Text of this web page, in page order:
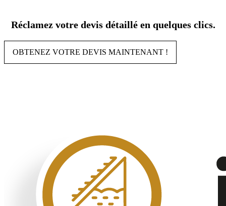
contenu
Réclamez votre devis détaillé en quelques clics.
OBTENEZ VOTRE DEVIS MAINTENANT !